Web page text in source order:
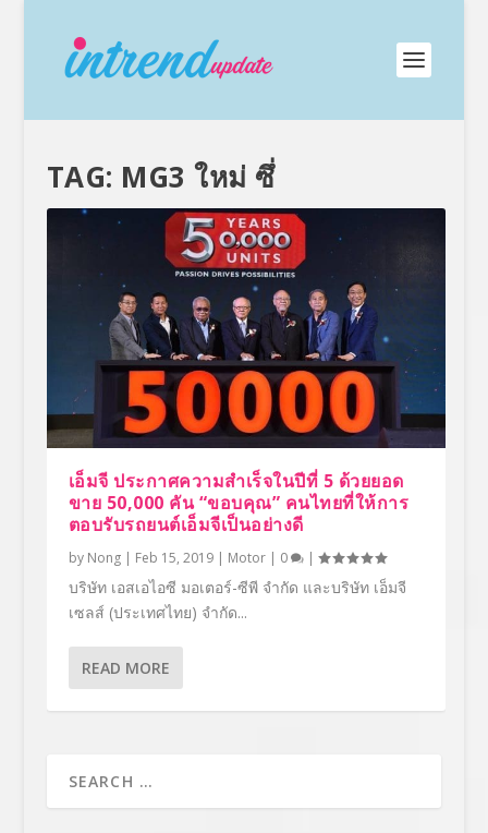
TAG: MG3 ใหม่ ซึ่
เอ็มจี ประกาศความสำเร็จในปีที่ 5 ด้วยยอด
ขาย 50,000 คัน “ขอบคุณ” คนไทยที่ให้การ
ตอบรับรถยนต์เอ็มจีเป็นอย่างดี
by Nong| Feb 15, 2019| Motor| 0 |
บริษัท เอสเอไอซี มอเตอร์-ซีพี จำกัด และบริษัท เอ็มจี
เซลส์ (ประเทศไทย) จำกัด...
READ MORE